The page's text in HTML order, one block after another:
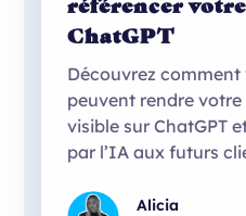
référencer
ChatGPT
Découvrez
peuvent rendre
visible sur ChatGPT
par l’IA aux futurs
Alicia